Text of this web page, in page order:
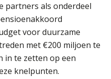
partners als onderdeel
voor duurzame
met €200 miljoen te
in te zetten op een
knelpunten.